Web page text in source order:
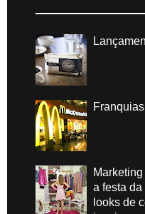
a festa
looks de